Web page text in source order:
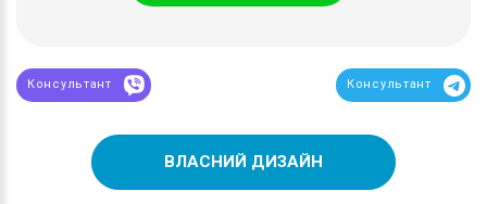
Консультант Консультант
ВЛАСНИЙ ДИЗАЙН